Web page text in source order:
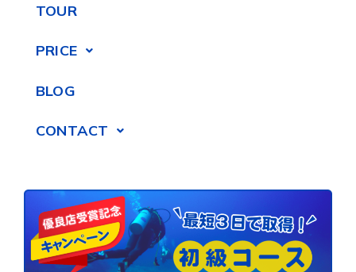
TOUR
PRICE
BLOG
CONTACT